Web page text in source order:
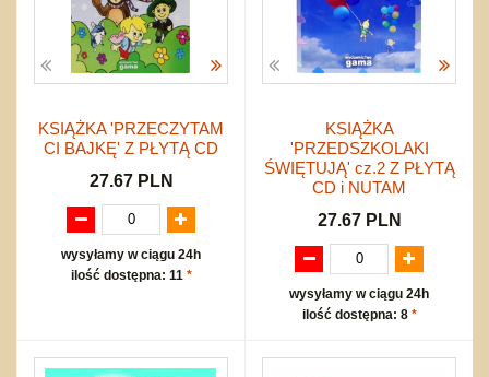
KSIĄŻKA 'PRZECZYTAM
CI BAJKĘ' Z PŁYTĄ CD
27.67 PLN
wysyłamy w ciągu 24h
ilość dostępna: 11 *
KSIĄŻKA
'PRZEDSZKOLAKI
ŚWIĘTUJĄ' cz.2 Z PŁYTĄ
CD i NUTAM
27.67 PLN
wysyłamy w ciągu 24h
ilość dostępna: 8 *